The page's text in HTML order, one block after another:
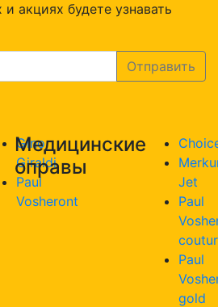
акциях будете узнавать
Gino
Giraldi
Paul
Vosheront
Медицинские
оправы
Jet
Paul
Paul
gold